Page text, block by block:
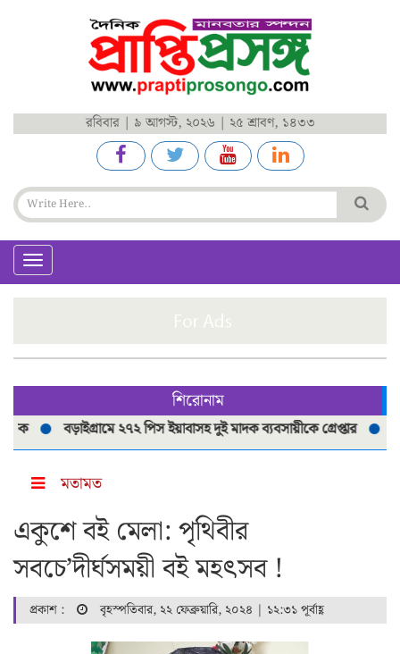
রবিবার | ৯ আগস্ট, ২০২৬ | ২৫ শ্রাবণ, ১৪৩৩
Toggle
navigation
শিরোনাম
বড়াইগ্রামে ২৭২ পিস ইয়াবাসহ দুই মাদক ব্যবসায়ীকে গ্রেপ্তার বড়াইগ্রামে
মতামত
একুশে বই মেলা: পৃথিবীর
সবচে’দীর্ঘসময়ী বই মহৎসব !
প্রকাশ : বৃহস্পতিবার, ২২ ফেব্রুয়ারি, ২০২৪ | ১২:৩১ পূর্বাহ্ণ